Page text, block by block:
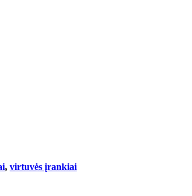
, virtuvės įrankiai